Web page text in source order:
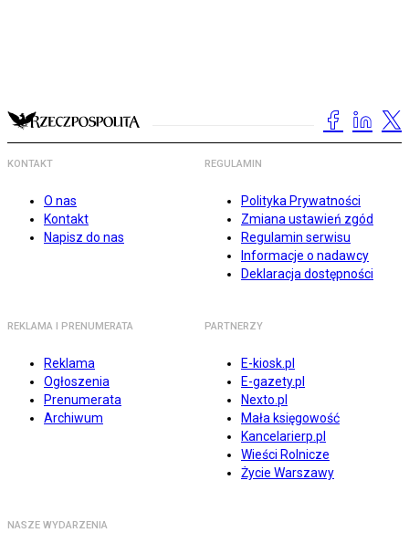
KONTAKT
O nas
Kontakt
Napisz do nas
REGULAMIN
Polityka Prywatności
Zmiana ustawień zgód
Regulamin serwisu
Informacje o nadawcy
Deklaracja dostępności
REKLAMA I PRENUMERATA
Reklama
Ogłoszenia
Prenumerata
Archiwum
PARTNERZY
E-kiosk.pl
E-gazety.pl
Nexto.pl
Mała księgowość
Kancelarierp.pl
Wieści Rolnicze
Życie Warszawy
NASZE WYDARZENIA